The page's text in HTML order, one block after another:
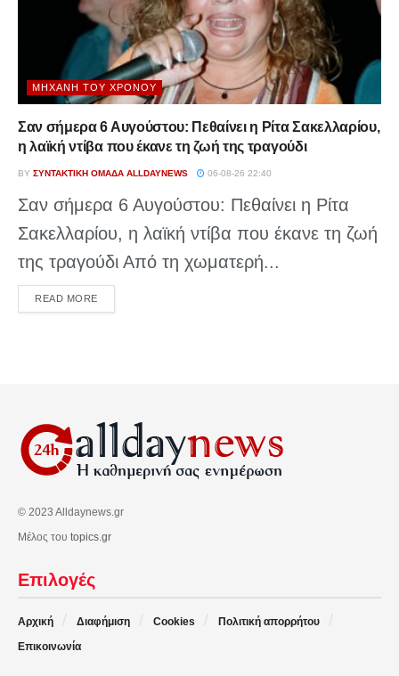
ΜΗΧΑΝΉ ΤΟΥ ΧΡΌΝΟΥ
Σαν σήμερα 6 Αυγούστου: Πεθαίνει η Ρίτα Σακελλαρίου,
η λαϊκή ντίβα που έκανε τη ζωή της τραγούδι
BY ΣΥΝΤΑΚΤΙΚΉ ΟΜΆΔΑ ALLDAYNEWS 06-08-26 22:40
Σαν σήμερα 6 Αυγούστου: Πεθαίνει η Ρίτα
Σακελλαρίου, η λαϊκή ντίβα που έκανε τη ζωή
της τραγούδι Από τη χωματερή...
READ MOREDETAILS
© 2023 Alldaynews.gr
Μέλος του topics.gr
Επιλογές
Αρχική Διαφήμιση Cookies
Πολιτική απορρήτου
Επικοινωνία